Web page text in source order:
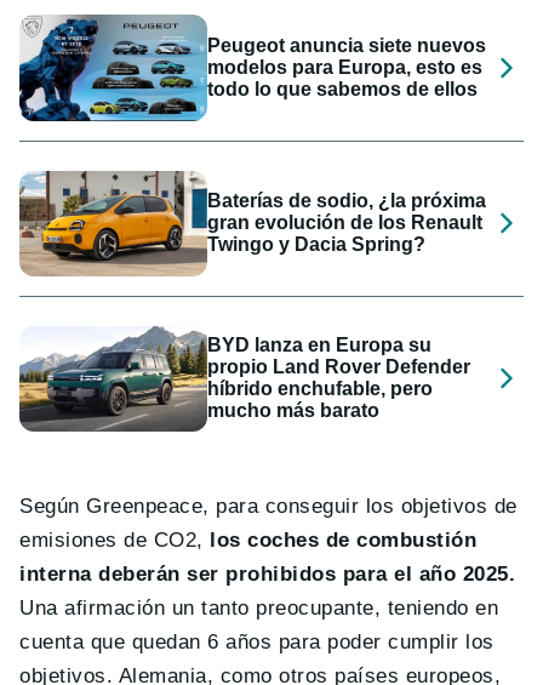
Peugeot anuncia siete nuevos
modelos para Europa, esto es
todo lo que sabemos de ellos
Baterías de sodio, ¿la próxima
gran evolución de los Renault
Twingo y Dacia Spring?
BYD lanza en Europa su
propio Land Rover Defender
híbrido enchufable, pero
mucho más barato
Según Greenpeace, para conseguir los objetivos de
emisiones de CO2, los coches de combustión
interna deberán ser prohibidos para el año 2025.
Una afirmación un tanto preocupante, teniendo en
cuenta que quedan 6 años para poder cumplir los
objetivos. Alemania, como otros países europeos,